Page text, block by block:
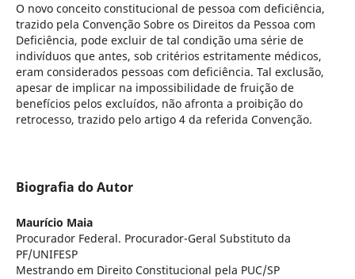
O novo conceito constitucional de pessoa com deficiência,
trazido pela Convenção Sobre os Direitos da Pessoa com
Deficiência, pode excluir de tal condição uma série de
indivíduos que antes, sob critérios estritamente médicos,
eram considerados pessoas com deficiência. Tal exclusão,
apesar de implicar na impossibilidade de fruição de
benefícios pelos excluídos, não afronta a proibição do
retrocesso, trazido pelo artigo 4 da referida Convenção.
Biografia do Autor
Maurício Maia
Procurador Federal. Procurador-Geral Substituto da
PF/UNIFESP
Mestrando em Direito Constitucional pela PUC/SP